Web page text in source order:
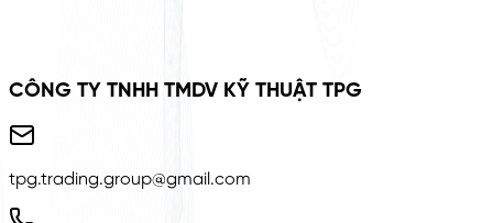
CÔNG TY TNHH TMDV KỸ THUẬT TPG
tpg.trading.group@gmail.com